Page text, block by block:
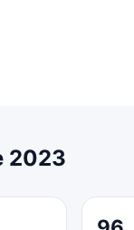
2023